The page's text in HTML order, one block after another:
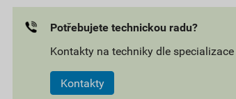
Potřebujete technickou radu?
Kontakty na techniky dle
Kontakty